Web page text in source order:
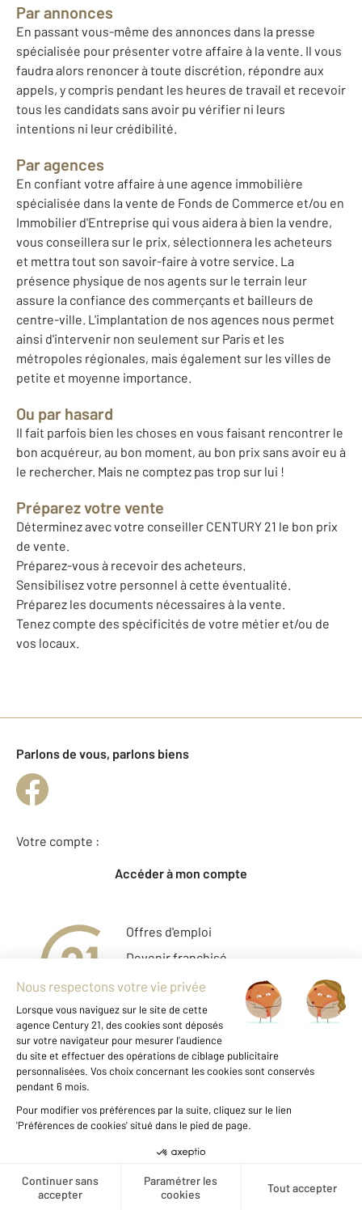
Par annonces
En passant vous-même des annonces dans la presse
spécialisée pour présenter votre affaire à la vente. Il vous
faudra alors renoncer à toute discrétion, répondre aux
appels, y compris pendant les heures de travail et recevoir
tous les candidats sans avoir pu vérifier ni leurs
intentions ni leur crédibilité.
Par agences
En confiant votre affaire à une agence immobilière
spécialisée dans la vente de Fonds de Commerce et/ou en
Immobilier d'Entreprise qui vous aidera à bien la vendre,
vous conseillera sur le prix, sélectionnera les acheteurs
et mettra tout son savoir-faire à votre service. La
présence physique de nos agents sur le terrain leur
assure la confiance des commerçants et bailleurs de
centre-ville. L'implantation de nos agences nous permet
ainsi d'intervenir non seulement sur Paris et les
métropoles régionales, mais également sur les villes de
petite et moyenne importance.
Ou par hasard
Il fait parfois bien les choses en vous faisant rencontrer le
bon acquéreur, au bon moment, au bon prix sans avoir eu à
le rechercher. Mais ne comptez pas trop sur lui !
Préparez votre vente
Déterminez avec votre conseiller CENTURY 21 le bon prix
de vente.
Préparez-vous à recevoir des acheteurs.
Sensibilisez votre personnel à cette éventualité.
Préparez les documents nécessaires à la vente.
Tenez compte des spécificités de votre métier et/ou de
vos locaux.
Parlons de vous, parlons biens
Votre compte :
Accéder à mon compte
Offres d'emploi
Devenir franchisé
Entreprise et commerce
Fine Homes & Estates
À propos
International
Mentions légales & CGU
Gestionnaire des cookies